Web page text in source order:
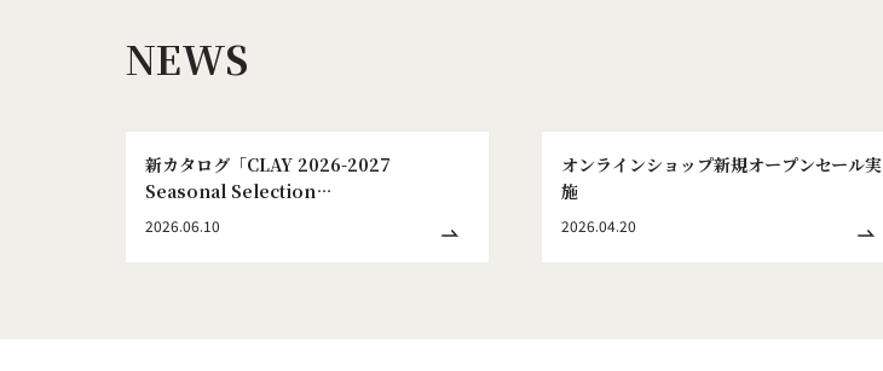
NEWS
新カタログ「CLAY 2026-2027
Seasonal Selection
WINTER&SPRING No.186」発刊のお
2026.06.10
オンラインショップ新規オープンセール実
施
2026.04.20